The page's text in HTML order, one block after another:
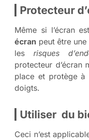
Protecteur
Même si l’écran
écran peut être
les risques
protecteur d’écran
place et protège
doigts.
Utiliser du
Ceci n’est